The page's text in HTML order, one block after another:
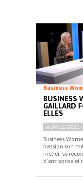
Business
BUSINESS
GAILLARD
ELLES
le 24/11/2021
Business
passion son
métier, se
d’entreprise et